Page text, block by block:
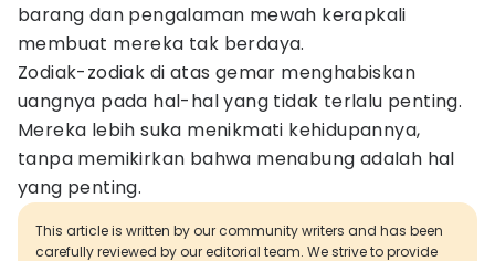
barang dan pengalaman mewah kerapkali
membuat mereka tak berdaya.
Zodiak-zodiak di atas gemar menghabiskan
uangnya pada hal-hal yang tidak terlalu penting.
Mereka lebih suka menikmati kehidupannya,
tanpa memikirkan bahwa menabung adalah hal
yang penting.
This article is written by our community writers and has been
carefully reviewed by our editorial team. We strive to provide